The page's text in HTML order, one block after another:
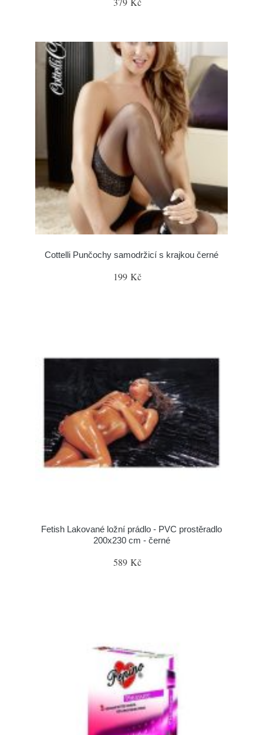
Cottelli Punčochy samodržicí s krajkou černé
199 Kč
Fetish Lakované ložní prádlo - PVC prostěradlo
200x230 cm - černé
589 Kč